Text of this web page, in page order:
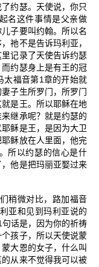
约瑟。天使说，你只
名这件事情是父亲做
子要叫约翰。所以名
祂不是告诉玛利亚，
记录了天使告诉约瑟
约瑟身上是有王的冠
太福音第 1章的开始就
子生所罗门，所罗门
是王。所以耶稣在地
继承呢？就是约瑟的
稣是王，是因为大卫
稣放在人里面，他完
所以约瑟的信心是什
他是把玛丽亚娶过来
稍微对比，路加福音
亚和见到玛利亚说的
句话是，因为你的祈祷
孩子，所以天使说蒙
大恩的女子，什么叫
从来不觉得我可以被